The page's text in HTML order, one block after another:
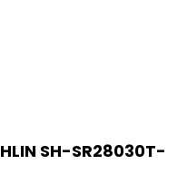
SH-SR28030T-